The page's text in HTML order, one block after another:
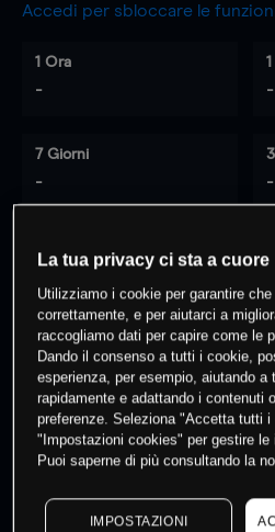
Accedi per sbloccare le
1 Ora
- -
7 Giorni
- -
% dei clienti hanno
questo prodotto
Fai
I prezzi sono solo indicativi.
La tua privacy ci sta a cuore
Utilizziamo i cookie per garantire
correttamente, e per aiutarci a
raccogliamo dati per capire come le
Dando il consenso a tutti i cookie,
esperienza, per esempio, aiutando a
rapidamente e adattando i contenuti
preferenze. Seleziona "Accetta tutti
"Impostazioni cookies" per gestire
Puoi saperne di più consultando la
IMPOSTAZIONI